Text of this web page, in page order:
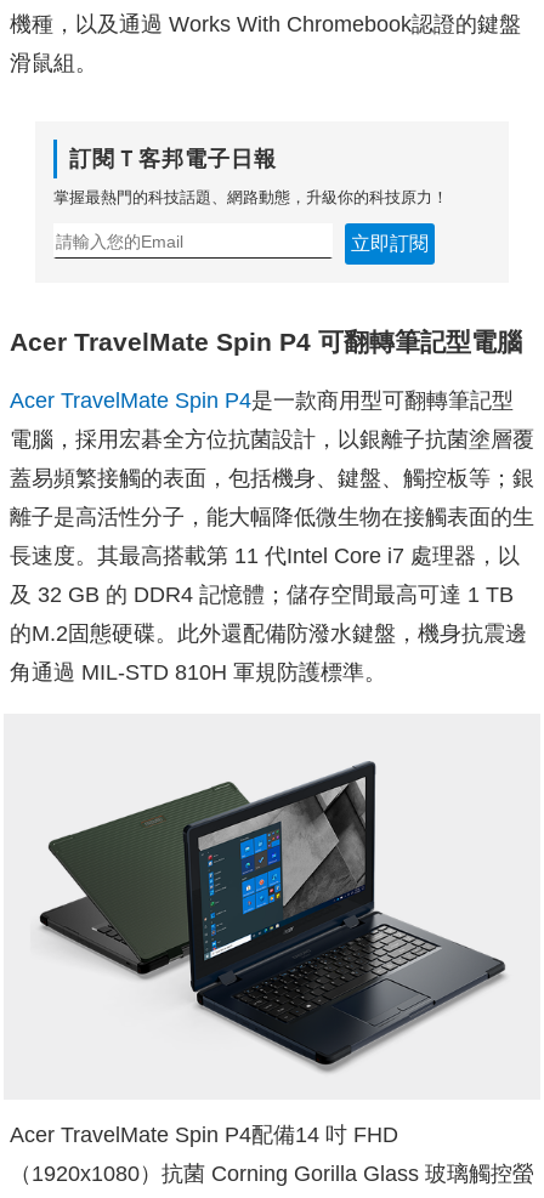
機種，以及通過 Works With Chromebook認證的鍵盤
滑鼠組。
訂閱Ｔ客邦電子日報
掌握最熱門的科技話題、網路動態，升級你的科技原力！
立即訂閱
Acer TravelMate Spin P4 可翻轉筆記型電腦
Acer TravelMate Spin P4是一款商用型可翻轉筆記型
電腦，採用宏碁全方位抗菌設計，以銀離子抗菌塗層覆
蓋易頻繁接觸的表面，包括機身、鍵盤、觸控板等；銀
離子是高活性分子，能大幅降低微生物在接觸表面的生
長速度。其最高搭載第 11 代Intel Core i7 處理器，以
及 32 GB 的 DDR4 記憶體；儲存空間最高可達 1 TB
的M.2固態硬碟。此外還配備防潑水鍵盤，機身抗震邊
角通過 MIL-STD 810H 軍規防護標準。
Acer TravelMate Spin P4配備14 吋 FHD
（1920x1080）抗菌 Corning Gorilla Glass 玻璃觸控螢